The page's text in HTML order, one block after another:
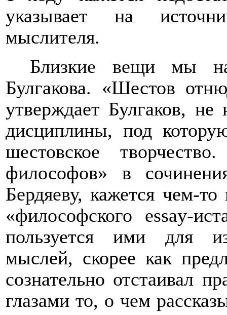
указывает на
мыслителя.
Близкие вещи мы
Булгакова. «Шестов
утверждает Булгаков, не
дисциплины, под
шестовское
философов» в
Бердяеву, кажется чем-
«философского essay-
пользуется ими для
мыслей, скорее как
сознательно отстаивал
глазами то, о чем